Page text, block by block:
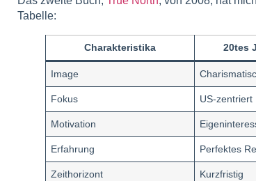
Tabelle:
Charakteristika 20tes
Image
Fokus US-zentriert
Motivation
Erfahrung Perfektes
Zeithorizont Kurzfristig